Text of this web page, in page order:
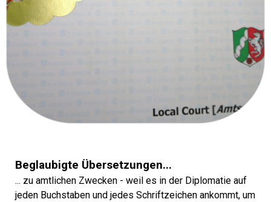
Beglaubigte Übersetzungen...
... zu amtlichen Zwecken - weil es in der Diplomatie auf
jeden Buchstaben und jedes Schriftzeichen ankommt, um